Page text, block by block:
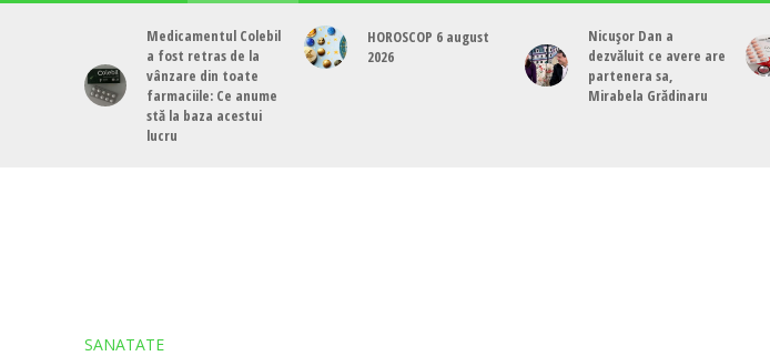
Medicamentul Colebil
a fost retras de la
vânzare din toate
farmaciile: Ce anume
stă la baza acestui
lucru
HOROSCOP 6 august
2026
Nicușor Dan a
dezvăluit ce avere are
partenera sa,
Mirabela Grădinaru
SANATATE